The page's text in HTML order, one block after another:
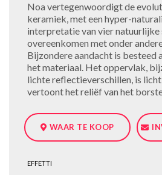
Noa vertegenwoordigt de
keramiek, met een hyper-
interpretatie van vier natuurlijke
overeenkomen met onder
Bijzondere aandacht is besteed
het materiaal. Het oppervlak,
lichte reflectieverschillen, is
vertoont het reliëf van het
WAAR TE KOOP
EFFETTI